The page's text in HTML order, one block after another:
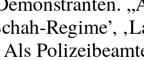
Regime’,
Als